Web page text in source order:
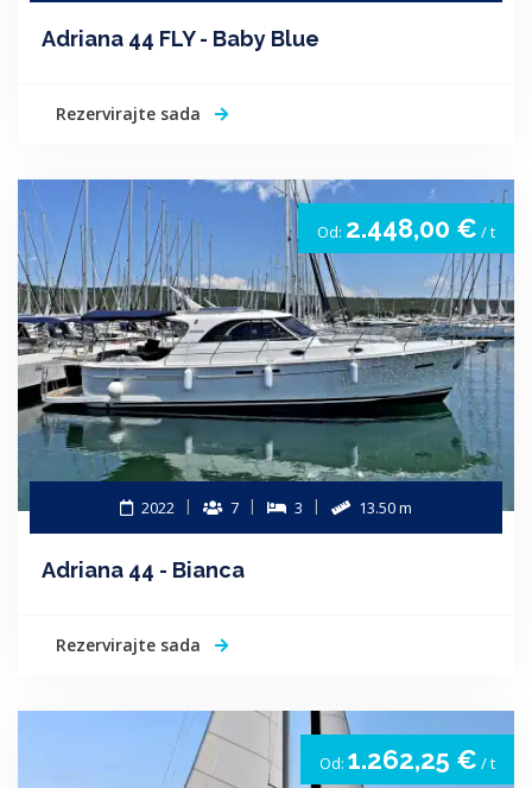
Adriana 44 FLY - Baby Blue
Rezervirajte sada
Od: 2.448,00 € / t
2022 7 3 13.50 m
Adriana 44 - Bianca
Rezervirajte sada
Od: 1.262,25 € / t